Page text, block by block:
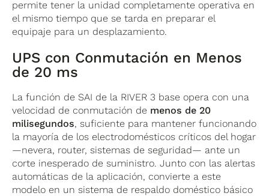
permite tener la unidad completamente operativa en
el mismo tiempo que se tarda en preparar el
equipaje para un desplazamiento.
UPS con Conmutación en Menos
de 20 ms
La función de SAI de la RIVER 3 base opera con una
velocidad de conmutación de menos de 20
milisegundos, suficiente para mantener funcionando
la mayoría de los electrodomésticos críticos del hogar
—nevera, router, sistemas de seguridad— ante un
corte inesperado de suministro. Junto con las alertas
automáticas de la aplicación, convierte a este
modelo en un sistema de respaldo doméstico básico